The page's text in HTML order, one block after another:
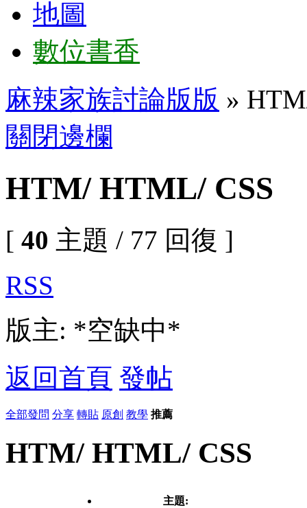
地圖
數位書香
麻辣家族討論版版 »
關閉邊欄
HTM/ HTML/ CSS
[ 40 主題 / 77 回復 ]
RSS
版主: *空缺中*
返回首頁 發帖
全部發問 分享 轉貼 原創 教學 推薦
HTM/ HTML/ CSS
主題: